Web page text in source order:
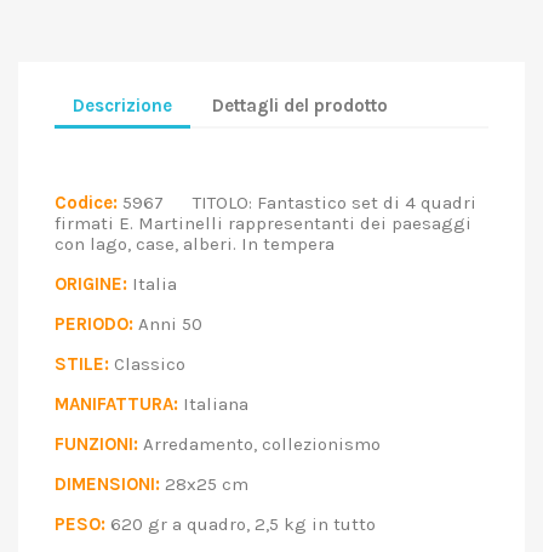
Descrizione Dettagli del prodotto
Codice: 5967 TITOLO: Fantastico set di 4 quadri
firmati E. Martinelli rappresentanti dei paesaggi
con lago, case, alberi. In tempera
ORIGINE: Italia
PERIODO: Anni 50
STILE: Classico
MANIFATTURA: Italiana
FUNZIONI: Arredamento, collezionismo
DIMENSIONI: 28x25 cm
PESO: 620 gr a quadro, 2,5 kg in tutto